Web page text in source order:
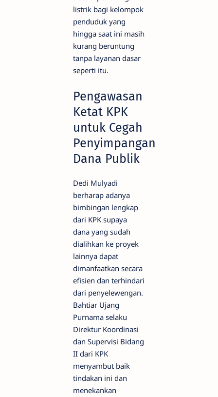
listrik bagi kelompok
penduduk yang
hingga saat ini masih
kurang beruntung
tanpa layanan dasar
seperti itu.
Pengawasan
Ketat KPK
untuk Cegah
Penyimpangan
Dana Publik
Dedi Mulyadi
berharap adanya
bimbingan lengkap
dari KPK supaya
dana yang sudah
dialihkan ke proyek
lainnya dapat
dimanfaatkan secara
efisien dan terhindari
dari penyelewengan.
Bahtiar Ujang
Purnama selaku
Direktur Koordinasi
dan Supervisi Bidang
II dari KPK
menyambut baik
tindakan ini dan
menekankan